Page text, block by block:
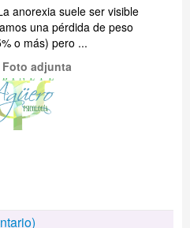
anorexia suele ser visible
una pérdida de peso
o más) pero ...
Foto adjunta